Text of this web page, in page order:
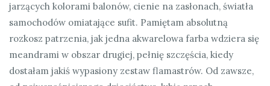
jarzących kolorami balonów, cienie na zasłonach, światła
samochodów omiatające sufit. Pamiętam absolutną
rozkosz patrzenia, jak jedna akwarelowa farba wdziera się
meandrami w obszar drugiej, pełnię szczęścia, kiedy
dostałam jakiś wypasiony zestaw flamastrów. Od zawsze,